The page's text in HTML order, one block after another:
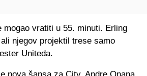
mogao vratiti u 55. minuti. Erling
njegov projektil trese samo
Uniteda.
nova šansa za City. Andre Onana